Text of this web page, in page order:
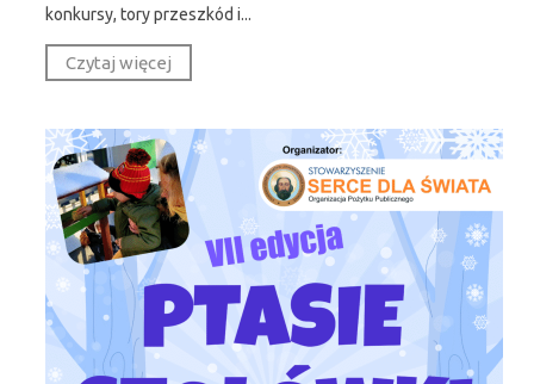
konkursy, tory przeszkód i...
Czytaj więcej